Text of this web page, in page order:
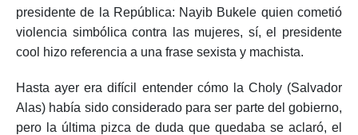
presidente de la República: Nayib Bukele quien cometió
violencia simbólica contra las mujeres, sí, el presidente
cool hizo referencia a una frase sexista y machista.
Hasta ayer era difícil entender cómo la Choly (Salvador
Alas) había sido considerado para ser parte del gobierno,
pero la última pizca de duda que quedaba se aclaró, el